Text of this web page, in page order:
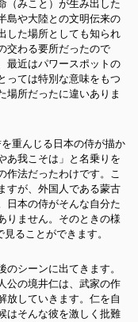
（みこと）が生み出した
島や大陸との文明伝来の
した場所としても知られ
交わる要所だったので
最近はパワースポットの
っては特別な意味をもつ
場所だったに違いありま
重んじる日本の侍が描か
あ我こそは」と名乗りを
作法だったわけです。こ
すが、外国人である蒙古
日本の侍がそんな自分た
りません。そのときの様
見ることができます。
シーンに出てきます。
公の境井仁は、武家の作
放していきます。仁を自
はそんな彼を激しく批難